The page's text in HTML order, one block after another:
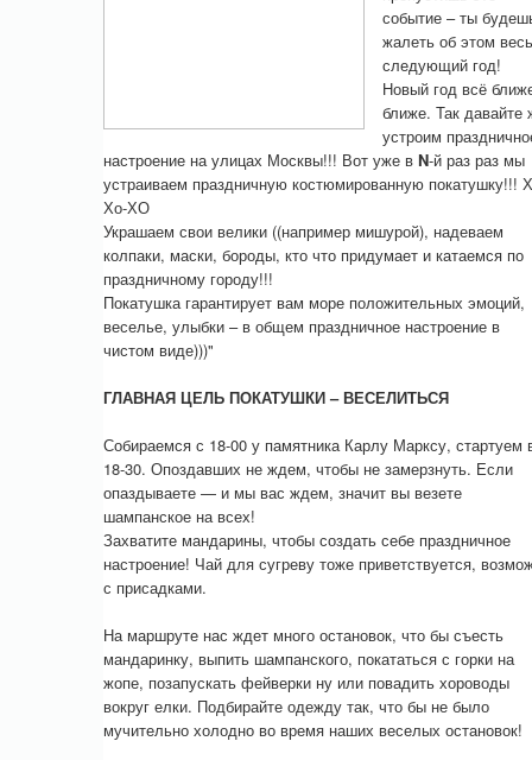
событие – ты
жалеть об этом весь
следующий год!
Новый год всё
ближе. Так давайте
устроим
настроение на улицах Москвы!!! Вот уже в N-й раз раз мы
устраиваем праздничную костюмированную покатушку!!!
Хо-ХО
Украшаем свои велики ((например мишурой), надеваем
колпаки, маски, бороды, кто что придумает и катаемся по
праздничному городу!!!
Покатушка гарантирует вам море положительных эмоций,
веселье, улыбки – в общем праздничное настроение в
чистом виде)))"
ГЛАВНАЯ ЦЕЛЬ ПОКАТУШКИ – ВЕСЕЛИТЬСЯ
Собираемся с 18-00 у памятника Карлу Марксу, стартуем
18-30. Опоздавших не ждем, чтобы не замерзнуть. Если
опаздываете — и мы вас ждем, значит вы везете
шампанское на всех!
Захватите мандарины, чтобы создать себе праздничное
настроение! Чай для сугреву тоже приветствуется,
с присадками.
На маршруте нас ждет много остановок, что бы съесть
мандаринку, выпить шампанского, покататься с горки на
жопе, позапускать фейверки ну или повадить хороводы
вокруг елки. Подбирайте одежду так, что бы не было
мучительно холодно во время наших веселых остановок!